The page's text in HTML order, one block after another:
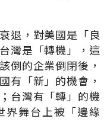
退，對美國是「良
灣是「轉機」，這
倒的企業倒閉後，
有「新」的機會，
台灣有「轉」的機
界舞台上被「邊緣